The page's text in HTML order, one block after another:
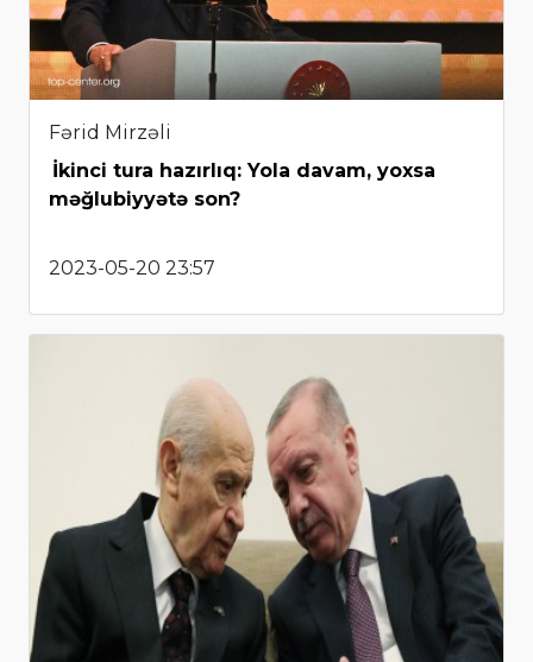
Fərid Mirzəli
İkinci tura hazırlıq: Yola davam, yoxsa
məğlubiyyətə son?
2023-05-20 23:57